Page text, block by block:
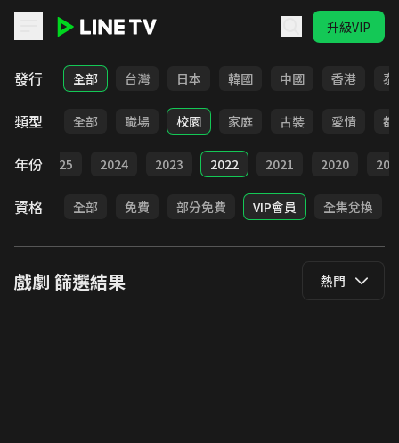
升級VIP
LINE TV - 戲劇
發行 全部 台灣 日本 韓國 中國 香港 泰
類型 全部 職場 校園 家庭 古裝 愛情 都
年份 2025 2024 2023 2022 2021 2020
資格 全部 免費 部分免費 VIP會員 全集兌換
戲劇 篩選結果 熱門